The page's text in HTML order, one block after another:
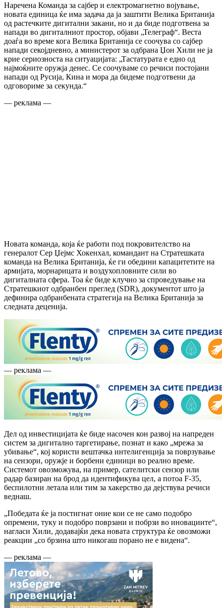
Наречена Команда за сајбер и електромагнетно војување,
новата единица ќе има задача да ја заштити Велика Британија
од растечките дигитални закани, но и да биде подготвена за
напади во дигиталниот простор, објави „Телеграф“. Веста
доаѓа во време кога Велика Британија се соочува со сајбер
напади секојдневно, а министерот за одбрана Џон Хили не ја
крие сериозноста на ситуацијата: „Тастатурата е едно од
најмоќните оружја денес. Се соочуваме со речиси постојани
напади од Русија, Кина и мора да бидеме подготвени да
одговориме за секунда.“
— реклама —
Новата команда, која ќе работи под покровителство на
генералот Сер Џејмс Хокенхал, командант на Стратешката
команда на Велика Британија, ќе ги обедини капацитетите на
армијата, морнарицата и воздухопловните сили во
дигиталната сфера. Тоа ќе биде клучно за спроведување на
Стратешкиот одбранбен преглед (SDR), документот што ја
дефинира одбранбената стратегија на Велика Британија за
следната деценија.
— реклама —
Дел од инвестицијата ќе биде насочен кон развој на напреден
систем за дигитално таргетирање, познат и како „мрежа за
убивање“, кој користи вештачка интелигенција за поврзување
на сензори, оружје и борбени единици во реално време.
Системот овозможува, на пример, сателитски сензор или
радар базиран на брод да идентификува цел, а потоа F-35,
беспилотни летала или тим за хакерство да дејствува речиси
веднаш.
„Победата ќе ја постигнат оние кои се не само подобро
опремени, туку и подобро поврзани и побрзи во иновациите“,
нагласи Хили, додавајќи дека новата структура ќе овозможи
реакции „со брзина што никогаш порано не е видена“.
— реклама —